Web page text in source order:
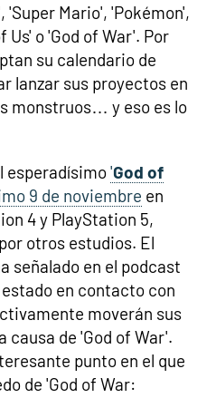
'Super Mario', 'Pokémon',
o 'God of War'. Por
su calendario de
lanzar sus proyectos en
monstruos… y eso es lo
esperadísimo'God of
9 de noviembre en
4 y PlayStation 5,
otros estudios. El
señalado en el podcast
en contacto con
moverán sus
causa de 'God of War'.
punto en el que
de 'God of War: